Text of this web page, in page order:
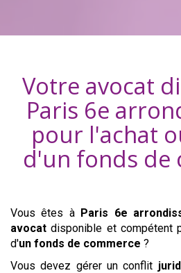
Votre avocat
Paris 6e
pour l'achat
d'un fonds de
Vous êtes à Paris 6e
avocat disponible et compétent
d'un fonds de commerce ?
Vous devez gérer un conflit